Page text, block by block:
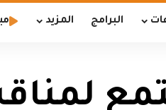
البرامج المزيد